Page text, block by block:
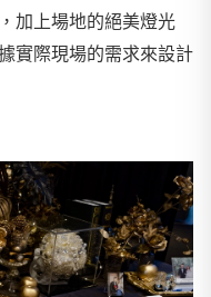
加上場地的絕美燈光
實際現場的需求來設計